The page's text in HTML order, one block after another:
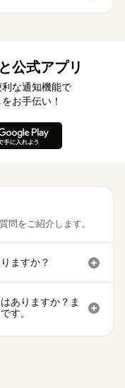
公式アプリ
な通知機能で
お手伝い！
問をご紹介します。
ますか？
ありますか？ま
す。